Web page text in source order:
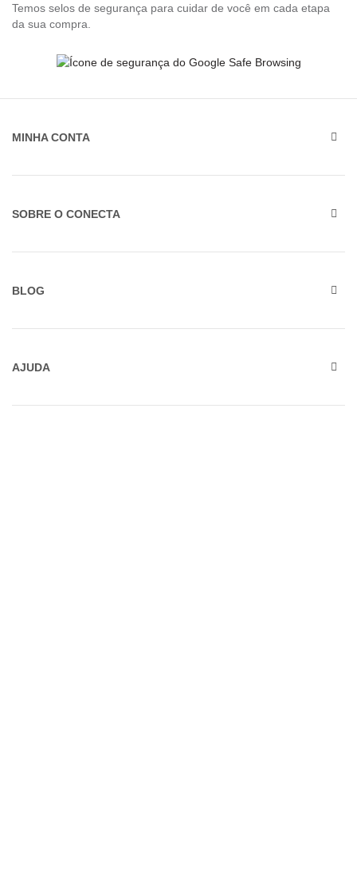
Temos selos de segurança para cuidar de você em cada etapa
da sua compra.
MINHA CONTA
SOBRE O CONECTA
BLOG
AJUDA